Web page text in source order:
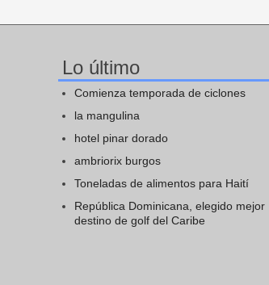
Lo último
Comienza temporada de ciclones
la mangulina
hotel pinar dorado
ambriorix burgos
Toneladas de alimentos para Haití
República Dominicana, elegido mejor
destino de golf del Caribe